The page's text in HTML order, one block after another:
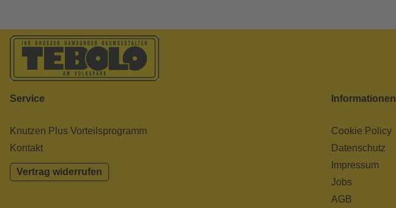
Service
Knutzen Plus Vorteilsprogramm
Kontakt
Vertrag widerrufen
Informationen
Cookie Policy
Datenschutz
Impressum
Jobs
AGB